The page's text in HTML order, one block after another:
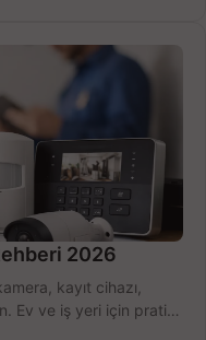
2026
kayıt cihazı,
Ev ve iş yeri için pratik